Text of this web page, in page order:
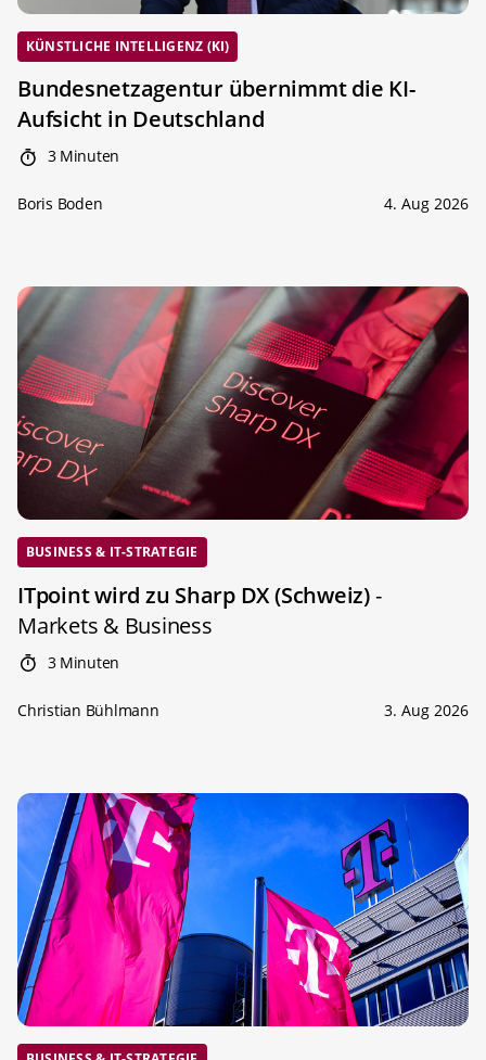
KÜNSTLICHE INTELLIGENZ (KI)
Bundesnetzagentur übernimmt die KI-
Aufsicht in Deutschland
3 Minuten
Boris Boden 4. Aug 2026
BUSINESS & IT-STRATEGIE
ITpoint wird zu Sharp DX (Schweiz)-
Markets & Business
3 Minuten
Christian Bühlmann 3. Aug 2026